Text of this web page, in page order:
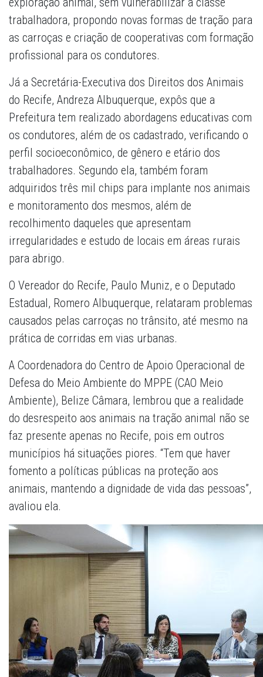
trabalhadora, propondo novas formas de tração para
as carroças e criação de cooperativas com formação
profissional para os condutores.
Já a Secretária-Executiva dos Direitos dos Animais
do Recife, Andreza Albuquerque, expôs que a
Prefeitura tem realizado abordagens educativas com
os condutores, além de os cadastrado, verificando o
perfil socioeconômico, de gênero e etário dos
trabalhadores. Segundo ela, também foram
adquiridos três mil chips para implante nos animais
e monitoramento dos mesmos, além de
recolhimento daqueles que apresentam
irregularidades e estudo de locais em áreas rurais
para abrigo.
O Vereador do Recife, Paulo Muniz, e o Deputado
Estadual, Romero Albuquerque, relataram problemas
causados pelas carroças no trânsito, até mesmo na
prática de corridas em vias urbanas.
A Coordenadora do Centro de Apoio Operacional de
Defesa do Meio Ambiente do MPPE (CAO Meio
Ambiente), Belize Câmara, lembrou que a realidade
do desrespeito aos animais na tração animal não se
faz presente apenas no Recife, pois em outros
municípios há situações piores. “Tem que haver
fomento a políticas públicas na proteção aos
animais, mantendo a dignidade de vida das pessoas”,
avaliou ela.